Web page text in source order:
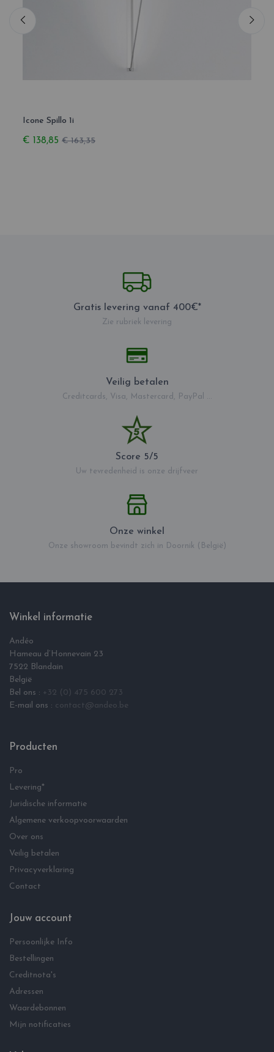
Icone Spillo 1i
€ 138,85 € 163,35
Gratis levering vanaf 400€*
Zie rubriek levering
Veilig betalen
Creditcards, Visa, Mastercard, PayPal ...
Score 5/5
Uw tevredenheid is onze drijfveer
Onze winkel
Onze showroom bevindt zich in Doornik (België)
Winkel informatie
Andéo
Hameau d‘Honnevain 23
7522 Blandain
België
Bel ons : +32 (0) 475 600 273
E-mail ons : contact@andeo.be
Producten
Pro
Levering*
Juridische informatie
Algemene verkoopvoorwaarden
Over ons
Veilig betalen
Privacyverklaring
Contact
Jouw account
Persoonlijke Info
Bestellingen
Creditnota's
Adressen
Waardebonnen
Mijn notificaties